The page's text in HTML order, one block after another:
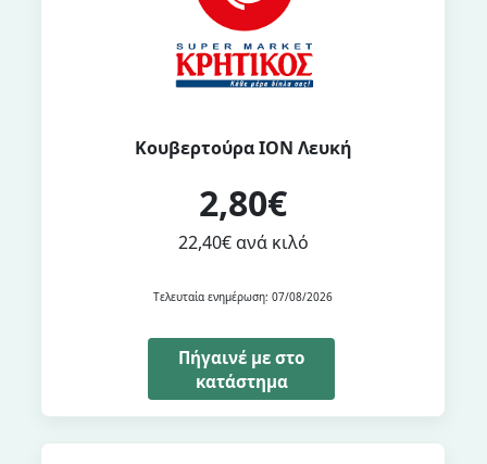
Κουβερτούρα ΙΟΝ Λευκή
2,80€
22,40€ ανά κιλό
Τελευταία ενημέρωση: 07/08/2026
Πήγαινέ με στο
κατάστημα